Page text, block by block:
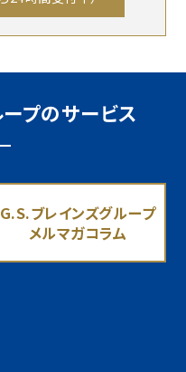
プのサービス
G.S.ブレインズグループ
メルマガコラム